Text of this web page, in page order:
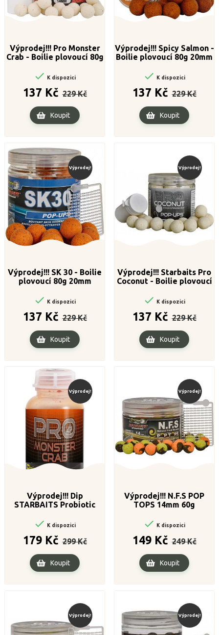
Výprodej!!! Pro Monster
Crab - Boilie plovoucí 80g
 K dispozici
137 Kč cena
229 Kč
Cena
Koupit
Výprodej!!! Spicy Salmon -
Boilie plovoucí 80g 20mm
 K dispozici
137 Kč cena
229 Kč
Cena
Koupit
Výprodej!
Výprodej!!! SK 30 - Boilie
plovoucí 80g 20mm
 K dispozici
137 Kč cena
229 Kč
Koupit
Výprodej!
Výprodej!!! Starbaits Pro
Coconut - Boilie plovoucí
 K dispozici
137 Kč cena
229 Kč
Koupit
Výprodej!
Výprodej!!! Dip
STARBAITS Probiotic
 K dispozici
179 Kč cena
299 Kč
Cena
Koupit
Výprodej!
Výprodej!!! N.F.S POP
TOPS 14mm 60g
 K dispozici
149 Kč cena
249 Kč
Cena
Koupit
Výprodej! Výprodej!